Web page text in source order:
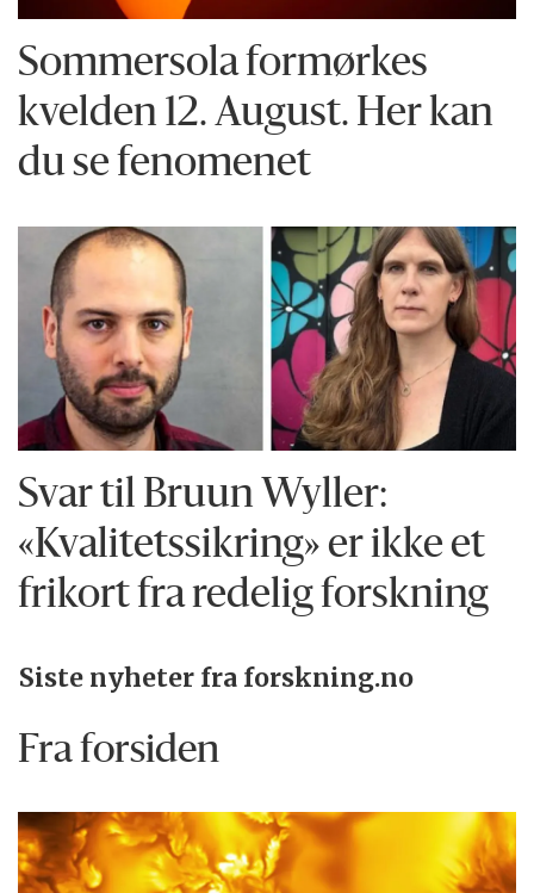
Sommersola formørkes
kvelden 12. August. Her kan
du se fenomenet
Svar til Bruun Wyller:
«Kvalitetssikring» er ikke et
frikort fra redelig forskning
Siste nyheter fra forskning.no
Fra forsiden